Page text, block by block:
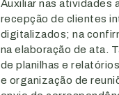
Auxiliar nas atividades
recepção de clientes
digitalizados; na
na elaboração de ata.
de planilhas e
e organização de